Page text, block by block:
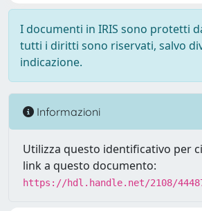
I documenti in IRIS sono protetti
tutti i diritti sono riservati, salvo
indicazione.
Informazioni
Utilizza questo identificativo per
link a questo documento:
https://hdl.handle.net/2108/